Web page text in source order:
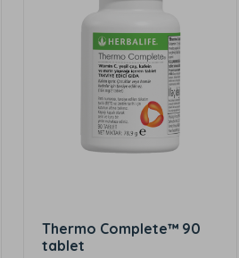
Herbal Aloe Konsantre